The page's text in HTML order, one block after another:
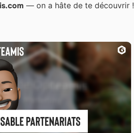
— on a hâte de te découvrir !